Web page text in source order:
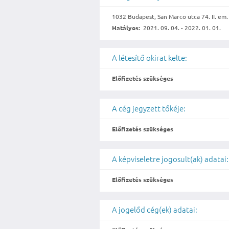
1032 Budapest, San Marco utca 74. II.
Hatályos: 2021. 09. 04. - 2022. 01. 01.
A létesítő okirat kelte:
Előfizetés szükséges
A cég jegyzett tőkéje:
Előfizetés szükséges
A képviseletre jogosult(ak) adatai:
Előfizetés szükséges
A jogelőd cég(ek) adatai: